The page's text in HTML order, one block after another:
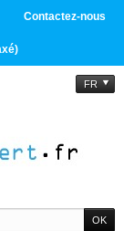
Contactez-nous
FR